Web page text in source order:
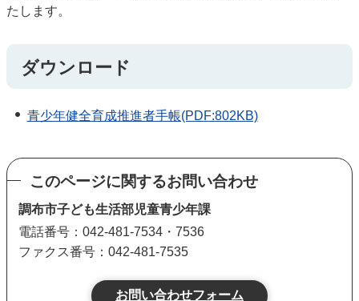
たします。
ダウンロード
青少年健全育成推進者手帳(PDF:802KB)
このページに関するお問い合わせ
調布市子ども生活部児童青少年課
電話番号：042-481-7534・7536
ファクス番号：042-481-7535